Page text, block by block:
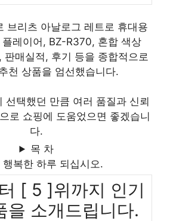
브리츠 아날로그 레트로 휴대용
레이어, BZ-R370, 혼합 색상
판매실적, 후기 등을 종합적으로
천 상품을 엄선했습니다.
선택했던 만큼 여러 품질과 신뢰
로 쇼핑에 도움었으면 좋겠습니
다.
목 차
행복한 하루 되십시오.
[ 5 ]위까지 인기
을 소개드립니다.